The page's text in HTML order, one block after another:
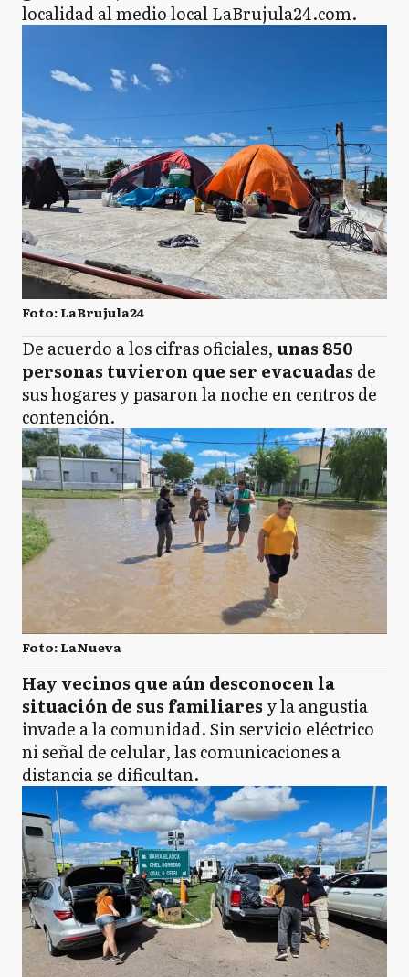
localidad al medio local LaBrujula24.com.
Foto: LaBrujula24
De acuerdo a los cifras oficiales,unas 850
personas tuvieron que ser evacuadas de
sus hogares y pasaron la noche en centros de
contención.
Foto: LaNueva
Hay vecinos que aún desconocen la
situación de sus familiares y la angustia
invade a la comunidad. Sin servicio eléctrico
ni señal de celular, las comunicaciones a
distancia se dificultan.